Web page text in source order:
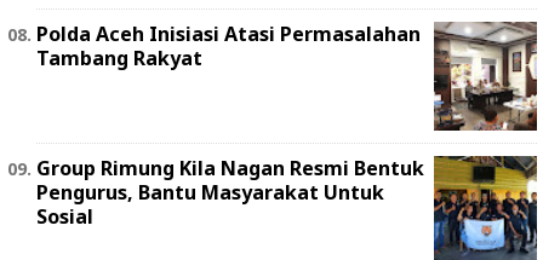
Polda Aceh Inisiasi Atasi Permasalahan
Tambang Rakyat
Group Rimung Kila Nagan Resmi Bentuk
Pengurus, Bantu Masyarakat Untuk
Sosial